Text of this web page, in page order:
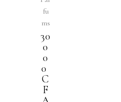
fu
ms
30
0
0
0
C
F